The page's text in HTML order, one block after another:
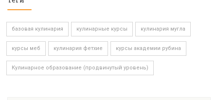
базовая кулинария кулинарные курсы кулинария мугла
курсы меб кулинария фетхие курсы академии рубина
Кулинарное образование (продвинутый уровень)